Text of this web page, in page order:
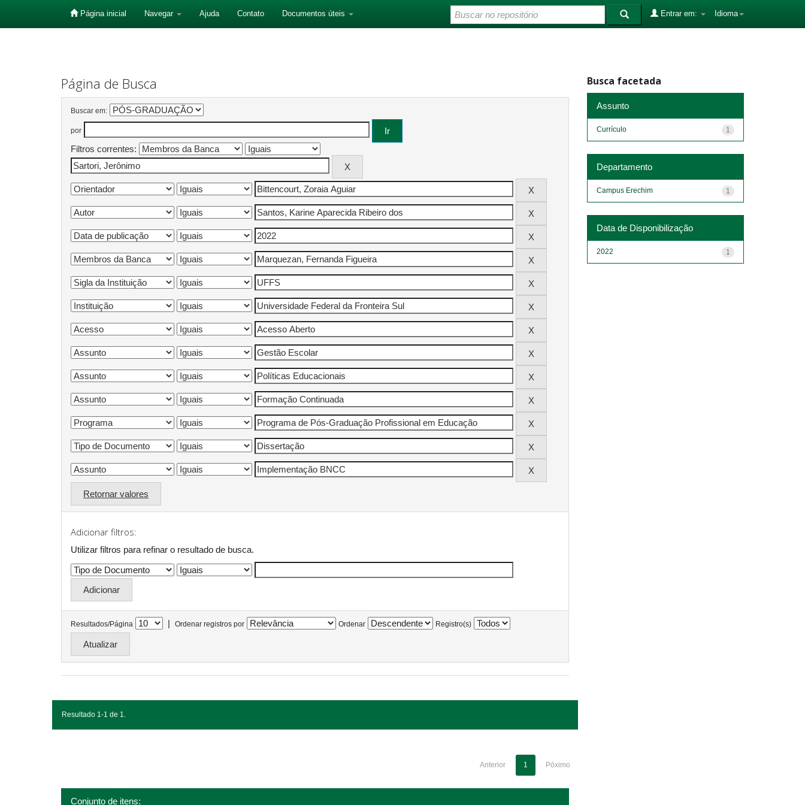
Página inicial Navegar Ajuda Contato Documentos úteis Idioma
Entrar em:
Página de Busca
Buscar em:
por
Filtros correntes:
Retornar valores
Adicionar filtros:
Utilizar filtros para refinar o resultado de busca.
Resultados/Página | Ordenar registros por Ordenar Registro(s)
Resultado 1-1 de 1.
Anterior 1 Póximo
Conjunto de itens:
Busca facetada
Assunto
1
Currículo
Departamento
1
Campus Erechim
Data de Disponibilização
1
2022